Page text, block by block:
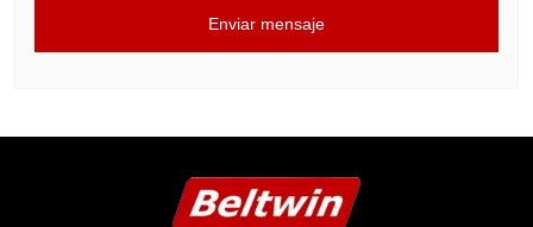
Enviar mensaje